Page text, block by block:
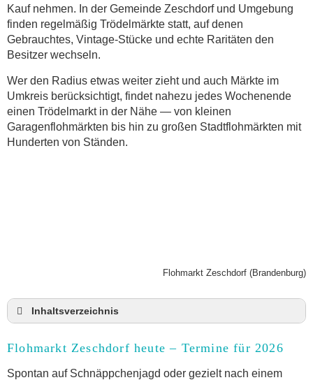
Kauf nehmen. In der Gemeinde Zeschdorf und Umgebung
finden regelmäßig Trödelmärkte statt, auf denen
Gebrauchtes, Vintage-Stücke und echte Raritäten den
Besitzer wechseln.
Wer den Radius etwas weiter zieht und auch Märkte im
Umkreis berücksichtigt, findet nahezu jedes Wochenende
einen Trödelmarkt in der Nähe — von kleinen
Garagenflohmärkten bis hin zu großen Stadtflohmärkten mit
Hunderten von Ständen.
Flohmarkt Zeschdorf (Brandenburg)
Inhaltsverzeichnis
Anmeldung & Standgebühr auf dem Trödelmarkt
Online-Flohmarkt Zeschdorf
Flohmarkt Zeschdorf heute – Termine für 2026
Spontan auf Schnäppchenjagd oder gezielt nach einem